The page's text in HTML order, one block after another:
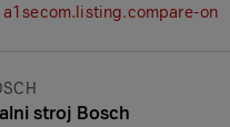
a1secom.listing.compare-on
stroj Bosch